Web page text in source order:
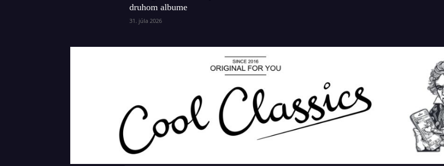
druhom albume
31. júla 2026